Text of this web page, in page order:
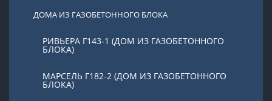
ДОМА ИЗ ГАЗОБЕТОННОГО БЛОКА
РИВЬЕРА Г143-1 (ДОМ ИЗ ГАЗОБЕТОННОГО
БЛОКА)
МАРСЕЛЬ Г182-2 (ДОМ ИЗ ГАЗОБЕТОННОГО
БЛОКА)